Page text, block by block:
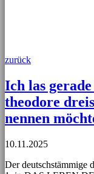
zurück
Ich las
theodore
nennen
10.11.2025
Der